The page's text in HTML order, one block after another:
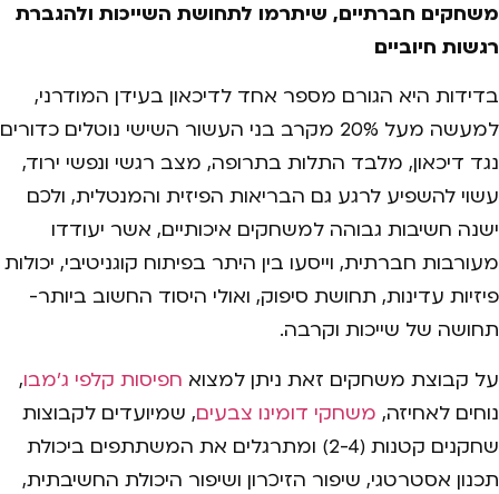
משחקים חברתיים, שיתרמו לתחושת השייכות ולהגברת
רגשות חיוביים
בדידות היא הגורם מספר אחד לדיכאון בעידן המודרני,
למעשה מעל 20% מקרב בני העשור השישי נוטלים כדורים
נגד דיכאון, מלבד התלות בתרופה, מצב רגשי ונפשי ירוד,
עשוי להשפיע לרגע גם הבריאות הפיזית והמנטלית, ולכם
ישנה חשיבות גבוהה למשחקים איכותיים, אשר יעודדו
מעורבות חברתית, וייסעו בין היתר בפיתוח קוגניטיבי, יכולות
פיזיות עדינות, תחושת סיפוק, ואולי היסוד החשוב ביותר-
תחושה של שייכות וקרבה.
על קבוצת משחקים זאת ניתן למצוא חפיסות קלפי ג'מבו,
נוחים לאחיזה, משחקי דומינו צבעים, שמיועדים לקבוצות
שחקנים קטנות (2-4) ומתרגלים את המשתתפים ביכולת
תכנון אסטרטגי, שיפור הזיכרון ושיפור היכולת החשיבתית,